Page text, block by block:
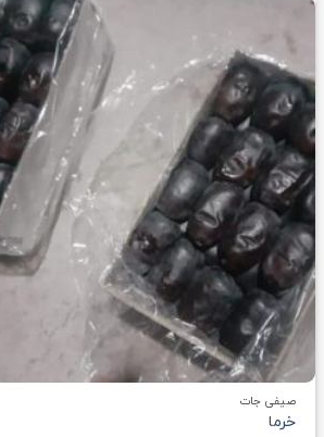
به
علاقه
مندی
ها
صیفی جات
خرما